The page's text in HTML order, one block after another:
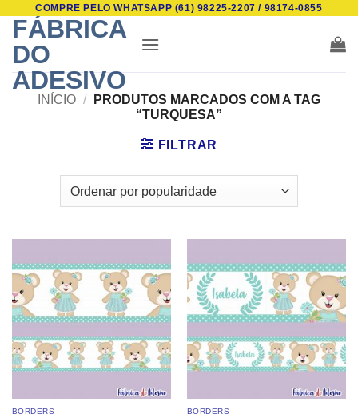
content
COMPRE PELO WHATSAPP (61) 98225-2207 / 98174-0855
FÁBRICA
DO
ADESIVO
INÍCIO /
PRODUTOS MARCADOS COM A TAG
“TURQUESA”
FILTRAR
BORDERS BORDERS